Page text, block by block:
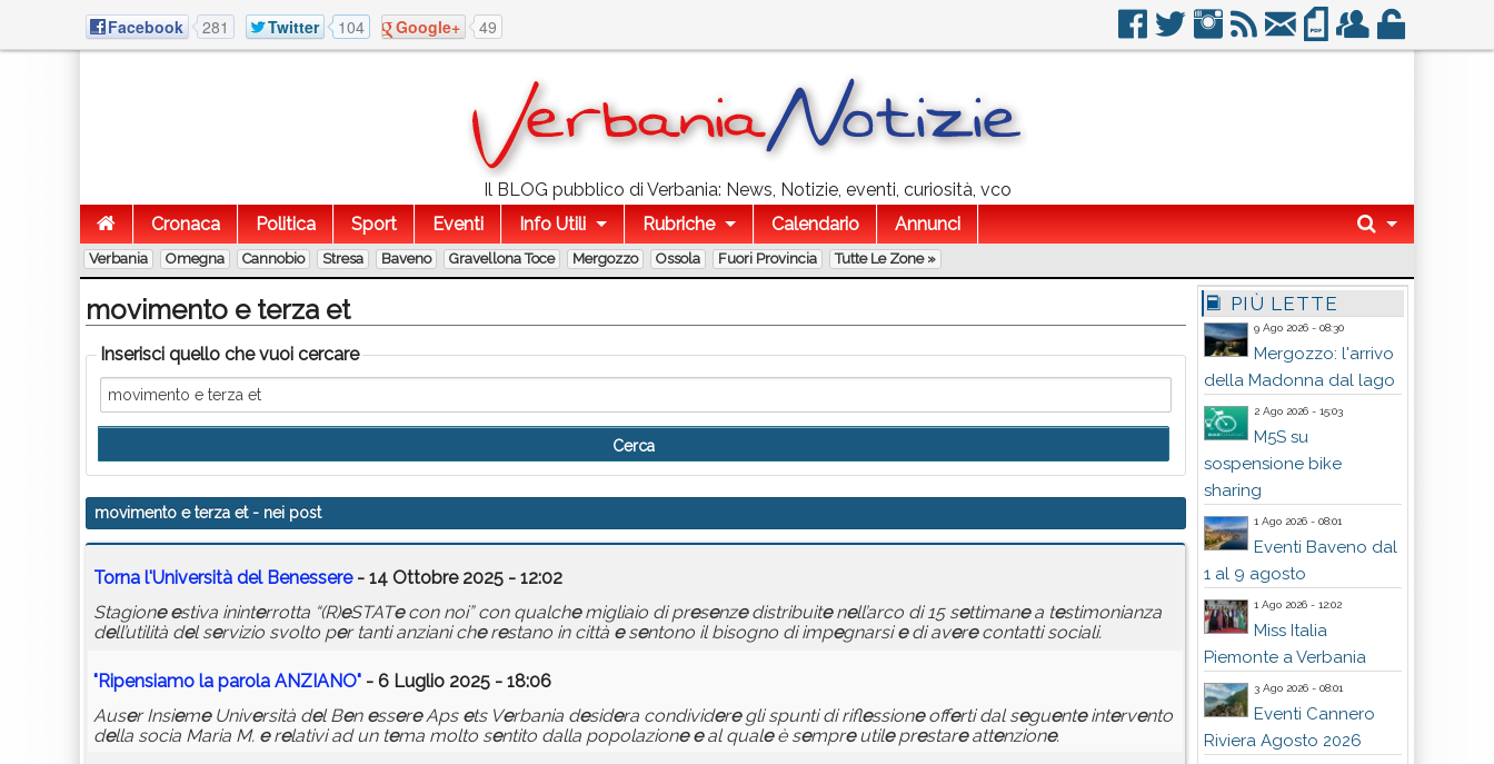
Facebook 281 Twitter 104 Google+ 49
Il BLOG pubblico di Verbania: News, Notizie, eventi, curiosità, vco
Cronaca
Politica Sport Eventi Info Utili Rubriche Calendario Annunci
Verbania Omegna Cannobio Stresa Baveno Gravellona Toce Mergozzo Ossola Fuori Provincia Tutte Le Zone »
movimento e terza et
Inserisci quello che vuoi cercare
movimento e terza et- nei post
Torna l'Università del Benessere- 14 Ottobre 2025 - 12:02
Stagione estiva ininterrotta “(R)eSTATecon noi” con qualchemigliaio di presenzedistribuitenell’arco di 15 settimanea testimonianza
dell’utilità del servizio svolto per tanti anziani cherestano in città esentono il bisogno di impegnarsiedi averecontatti sociali.
"Ripensiamo la parola ANZIANO" - 6 Luglio 2025 - 18:06
Auser InsiemeUniversità del Ben essereAps ets Verbania desidera condivideregli spunti di riflessioneofferti dal seguenteintervento
della socia Maria M. erelativi ad un tema molto sentito dalla popolazione eal qualeè sempreutileprestareattenzione.
PIÙ LETTE
9 Ago 2026 - 08:30
Mergozzo: l'arrivo
della Madonna dal lago
2 Ago 2026 - 15:03
M5S su
sospensione bike
sharing
1 Ago 2026 - 08:01
Eventi Baveno dal
1 al 9 agosto
1 Ago 2026 - 12:02
Miss Italia
Piemonte a Verbania
3 Ago 2026 - 08:01
Eventi Cannero
Riviera Agosto 2026